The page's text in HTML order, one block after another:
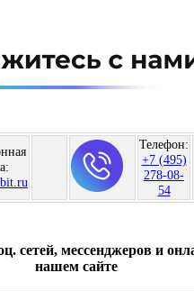
Телефон:
+7 (495)
278-08-
54
сетей, мессенджеров и
нашем сайте